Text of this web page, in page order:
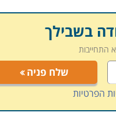
להבנה עמוקה יותר של
על התאמה בין
והוראה.
גמישה. בתכנית מתחילים
בשבילך
התחייבות
שלח פניה
הפרטיות